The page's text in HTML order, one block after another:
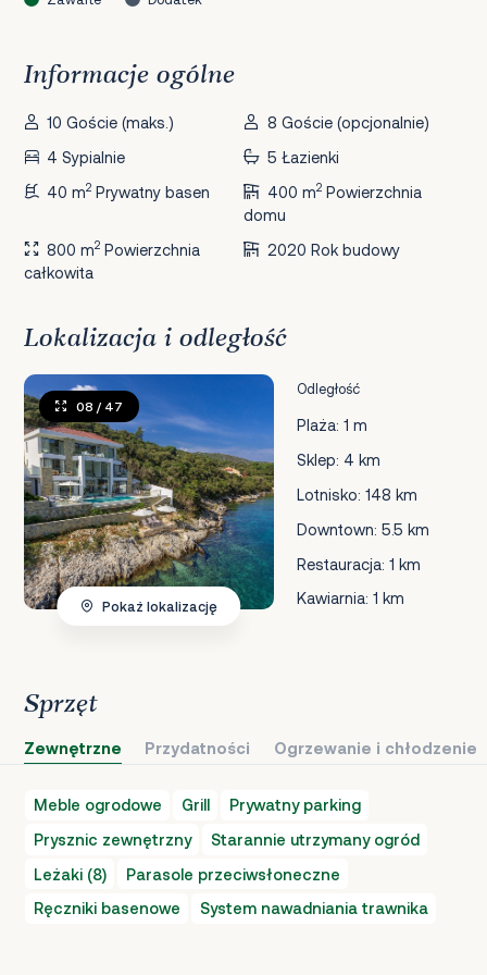
Informacje ogólne
10 Goście (maks.)
8 Goście (opcjonalnie)
4 Sypialnie
5 Łazienki
40 m2 Prywatny basen 400 m2Powierzchnia
domu
800 m2 Powierzchnia
całkowita
2020 Rok budowy
Lokalizacja i odległość
Odległość
Plaża: 1 m
Sklep: 4 km
Lotnisko: 148 km
Downtown: 5.5 km
Restauracja: 1 km
Kawiarnia: 1 km
08 / 47
Pokaż lokalizację
Sprzęt
Zewnętrzne Przydatności Ogrzewanie i chłodzenie
Meble ogrodowe Grill
Prywatny parking
Prysznic zewnętrzny
Starannie utrzymany ogród
Leżaki (8)
Parasole przeciwsłoneczne
Ręczniki basenowe
System nawadniania trawnika